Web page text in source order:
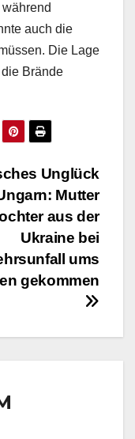
auch die
Die Lage
Brände
Unglück
Mutter
aus der
Ukraine bei
ums
gekommen